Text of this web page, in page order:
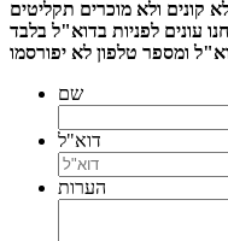
שם
דוא"ל
הערות